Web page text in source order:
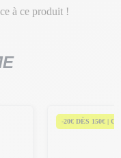
à ce produit !
-20€ DÈS 150€ |